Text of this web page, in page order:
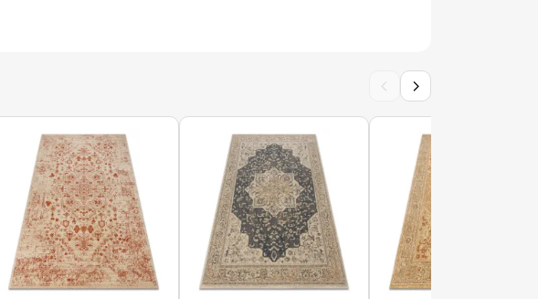
exclusiv bej / roșu
2.356,90 lej
Covor de lână TAHAR 99003F crem / gri - ȚESUT MANUAL
Linii, franjuri
‹ ›